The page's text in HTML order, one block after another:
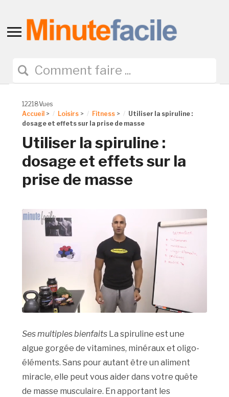
Toggle
navigation
12218Vues
Accueil > Loisirs > Fitness >
Utiliser la spiruline :
dosage et effets sur la prise de masse
Utiliser la spiruline :
dosage et effets sur la
prise de masse
Ses multiples bienfaits La spiruline est une
algue gorgée de vitamines, minéraux et oligo-
éléments. Sans pour autant être un aliment
miracle, elle peut vous aider dans votre quête
de masse musculaire. En apportant les